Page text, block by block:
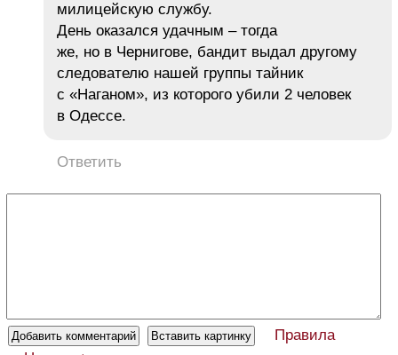
милицейскую службу.
День оказался удачным – тогда
же, но в Чернигове, бандит выдал другому
следователю нашей группы тайник
с «Наганом», из которого убили 2 человек
в Одессе.
Ответить
Правила